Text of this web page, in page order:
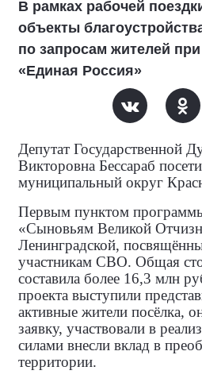
В рамках рабочей
объекты
по запросам жителей
«Единая Россия»
Депутат Государственной
Викторовна Бессараб
муниципальный округ
Первым пунктом
«Сыновьям Великой
Ленинградской,
участникам СВО. Общая
составила более 16,3 млн
проекта выступили
активные жители посёлка,
заявку, участвовали в
силами внесли вклад в
территории.